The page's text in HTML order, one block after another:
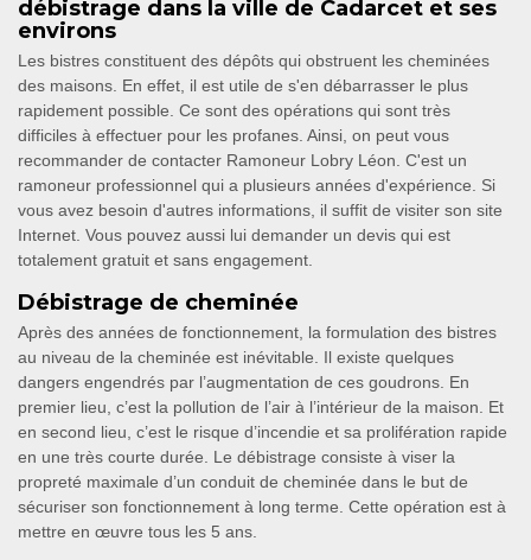
débistrage dans la ville de Cadarcet et ses
environs
Les bistres constituent des dépôts qui obstruent les cheminées
des maisons. En effet, il est utile de s'en débarrasser le plus
rapidement possible. Ce sont des opérations qui sont très
difficiles à effectuer pour les profanes. Ainsi, on peut vous
recommander de contacter Ramoneur Lobry Léon. C'est un
ramoneur professionnel qui a plusieurs années d'expérience. Si
vous avez besoin d'autres informations, il suffit de visiter son site
Internet. Vous pouvez aussi lui demander un devis qui est
totalement gratuit et sans engagement.
Débistrage de cheminée
Après des années de fonctionnement, la formulation des bistres
au niveau de la cheminée est inévitable. Il existe quelques
dangers engendrés par l’augmentation de ces goudrons. En
premier lieu, c’est la pollution de l’air à l’intérieur de la maison. Et
en second lieu, c’est le risque d’incendie et sa prolifération rapide
en une très courte durée. Le débistrage consiste à viser la
propreté maximale d’un conduit de cheminée dans le but de
sécuriser son fonctionnement à long terme. Cette opération est à
mettre en œuvre tous les 5 ans.